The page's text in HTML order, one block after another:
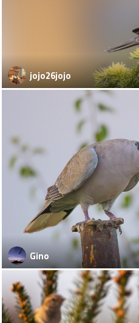
jojo26jojo
Gino